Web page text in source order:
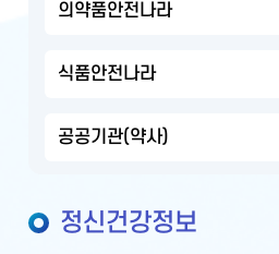
의약품안전나라
식품안전나라
공공기관(약사)
정신건강정보